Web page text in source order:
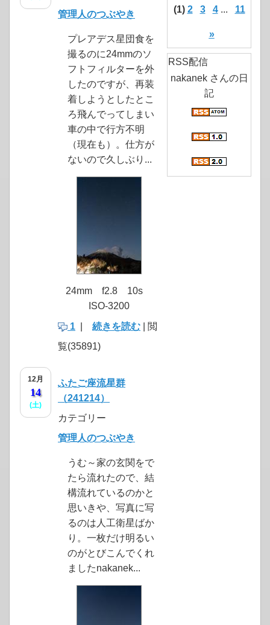
管理人のつぶやき
プレアデス星団食を
撮るのに24mmのソ
フトフィルターを外
したのですが、再装
着しようとしたとこ
ろ飛んでってしまい
車の中で行方不明
（現在も）。仕方が
ないので久しぶり...
24mm f2.8 10s
ISO-3200
1
続きを読む | 閲
覧(35891)
12月
14
(土)
ふたご座流星群
（241214）
カテゴリー
管理人のつぶやき
うむ～家の玄関をで
たら流れたので、結
構流れているのかと
思いきや、写真に写
るのは人工衛星ばか
り。一枚だけ明るい
のがとびこんでくれ
ましたnakanek...
(1) 2 3 4... 11
»
RSS配信
nakanek さんの日
記